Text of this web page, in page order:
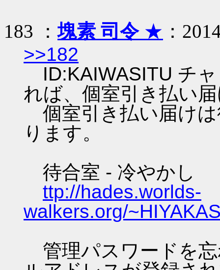
183 ：塊素 司令★ ：
>>182
ID:KAIWASITU チ
れば、個室引き払い
個室引き払い届けは
ります。
待合室 - 冷やかし
ttp://hades.worlds-
walkers.org/
管理パスワードを